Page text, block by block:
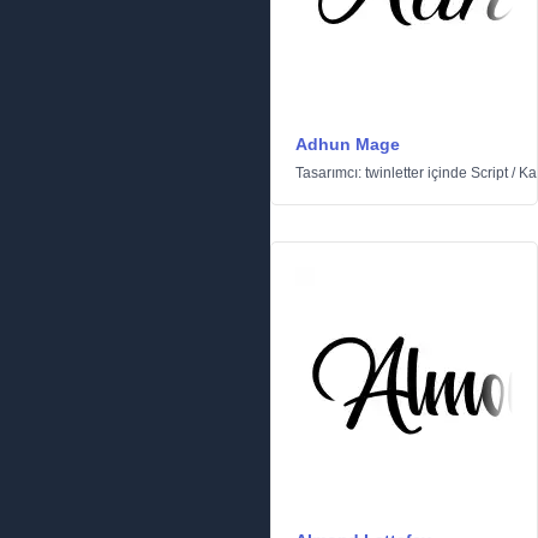
Adhun Mage
Tasarımcı: twinletter içinde Script/